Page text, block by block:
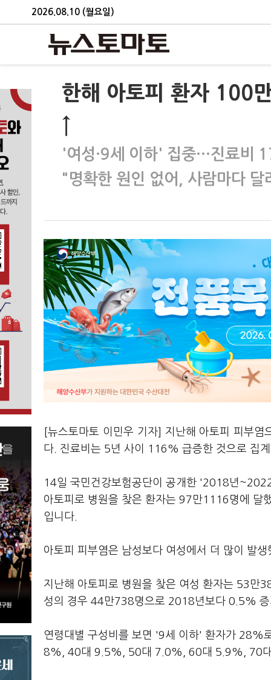
2026.08.10 (월요일)
한해 아토피 환자 100
↑
'여성·9세 이하' 집중…진료비
"명확한 원인 없어, 사람마다
[뉴스토마토 이민우 기자] 지난해 아토피 피부
다. 진료비는 5년 사이 116% 급증한 것으로 집
14일 국민건강보험공단이 공개한 '2018년
아토피로 병원을 찾은 환자는 97만1116명에
입니다.
아토피 피부염은 남성보다 여성에서 더 많이 발생
지난해 아토피로 병원을 찾은 여성 환자는 53
성의 경우 44만738명으로 2018년보다 0.5% 증
연령대별 구성비를 보면 '9세 이하' 환자가
8%, 40대 9.5%, 50대 7.0%, 60대 5.9%, 70대